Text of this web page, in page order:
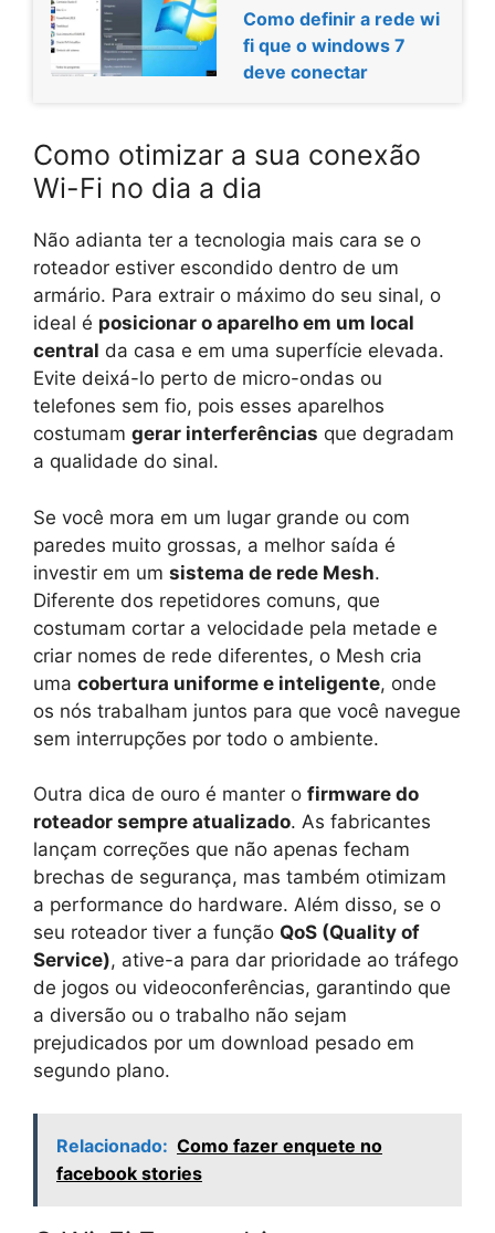
Como definir a rede wi
fi que o windows 7
deve conectar
Como otimizar a sua conexão
Wi-Fi no dia a dia
Não adianta ter a tecnologia mais cara se o
roteador estiver escondido dentro de um
armário. Para extrair o máximo do seu sinal, o
ideal é posicionar o aparelho em um local
central da casa e em uma superfície elevada.
Evite deixá-lo perto de micro-ondas ou
telefones sem fio, pois esses aparelhos
costumam gerar interferências que degradam
a qualidade do sinal.
Se você mora em um lugar grande ou com
paredes muito grossas, a melhor saída é
investir em um sistema de rede Mesh.
Diferente dos repetidores comuns, que
costumam cortar a velocidade pela metade e
criar nomes de rede diferentes, o Mesh cria
uma cobertura uniforme e inteligente, onde
os nós trabalham juntos para que você navegue
sem interrupções por todo o ambiente.
Outra dica de ouro é manter o firmware do
roteador sempre atualizado. As fabricantes
lançam correções que não apenas fecham
brechas de segurança, mas também otimizam
a performance do hardware. Além disso, se o
seu roteador tiver a função QoS (Quality of
Service), ative-a para dar prioridade ao tráfego
de jogos ou videoconferências, garantindo que
a diversão ou o trabalho não sejam
prejudicados por um download pesado em
segundo plano.
Relacionado: Como fazer enquete no
facebook stories